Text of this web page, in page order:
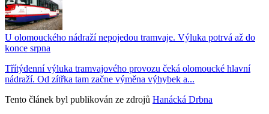
U olomouckého nádraží nepojedou tramvaje. Výluka potrvá až do
konce srpna
Třítýdenní výluka tramvajového provozu čeká olomoucké hlavní
nádraží. Od zítřka tam začne výměna výhybek a...
Tento článek byl publikován ze zdrojů Hanácká Drbna